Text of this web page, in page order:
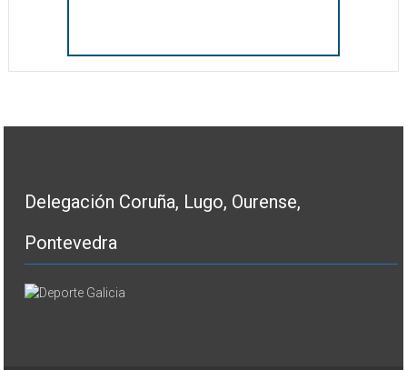
Delegación Coruña, Lugo, Ourense,
Pontevedra